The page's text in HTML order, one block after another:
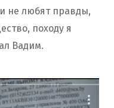
не любят правды,
походу я
Вадим.